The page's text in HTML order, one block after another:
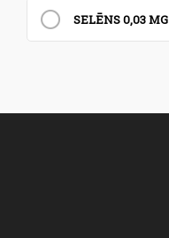
SELĒNS 0,03 MG